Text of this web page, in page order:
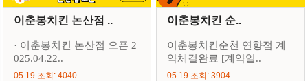
이춘봉치킨 논산점 ..
· 이춘봉치킨 논산점 오픈 2
025.04.22..
05.19 조회: 4040
이춘봉치킨 순..
이춘봉치킨순천 연향점 계
약체결완료 [계약일..
05.19 조회: 3904